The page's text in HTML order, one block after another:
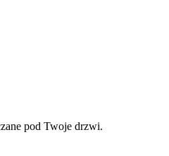
pod Twoje drzwi.